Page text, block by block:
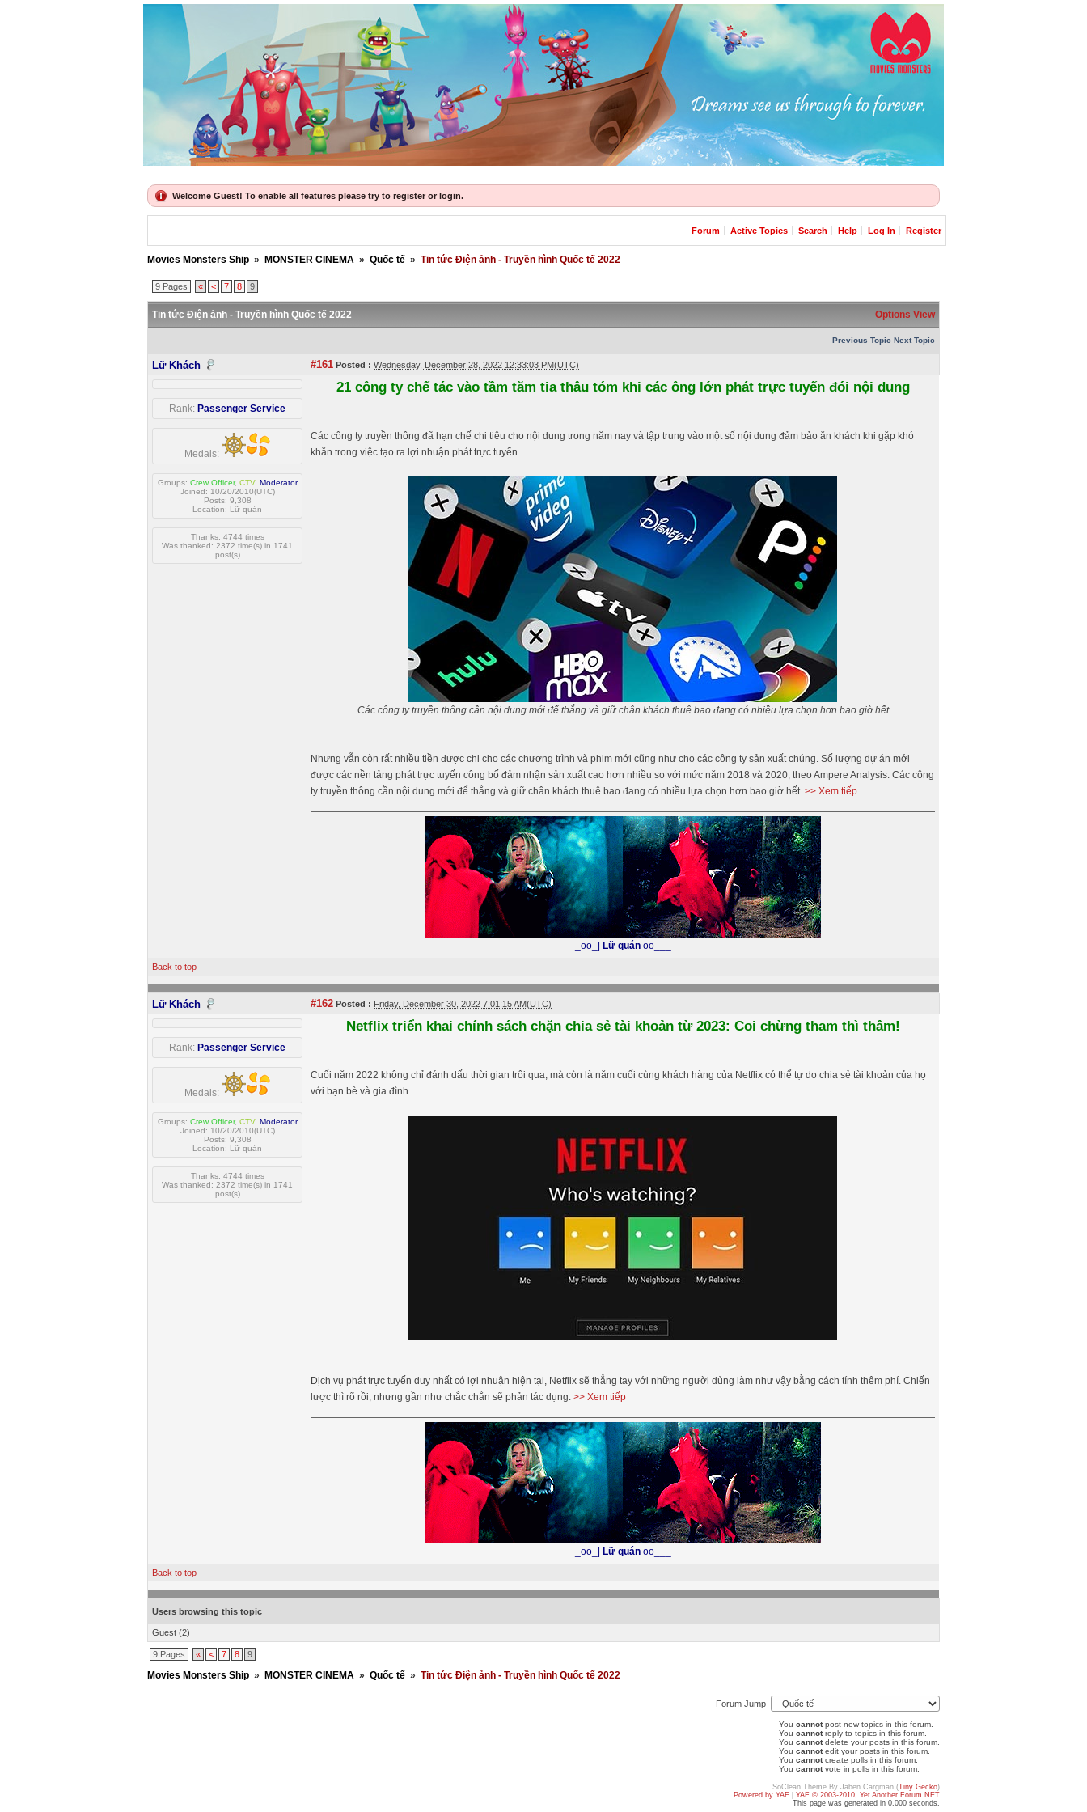
Welcome Guest! To enable all features please try to register or login.
Forum Active Topics Search Help Log In Register
Movies Monsters Ship » MONSTER CINEMA » Quốc tế » Tin tức Điện ảnh - Truyền hình Quốc tế 2022
9 Pages « < 7 8 9
Tin tức Điện ảnh - Truyền hình Quốc tế 2022 Options View
Previous Topic Next Topic
Lữ Khách #161 Posted : Wednesday, December 28, 2022 12:33:03 PM(UTC)
Rank: Passenger Service
Medals:
Groups: Crew Officer, CTV, Moderator
Joined: 10/20/2010(UTC)
Posts: 9,308
Location: Lữ quán
Thanks: 4744 times
Was thanked: 2372 time(s) in 1741
post(s)
21 công ty chế tác vào tầm tăm tia thâu tóm khi các ông lớn phát trực tuyến đói nội dung
Các công ty truyền thông đã hạn chế chi tiêu cho nội dung trong năm nay và tập trung vào một số nội dung đảm bảo ăn khách khi gặp khó
khăn trong việc tạo ra lợi nhuận phát trực tuyến.
Các công ty truyền thông cần nội dung mới để thắng và giữ chân khách thuê bao đang có nhiều lựa chọn hơn bao giờ hết
Nhưng vẫn còn rất nhiều tiền được chi cho các chương trình và phim mới cũng như cho các công ty sản xuất chúng. Số lượng dự án mới
được các nền tảng phát trực tuyến công bố đảm nhận sản xuất cao hơn nhiều so với mức năm 2018 và 2020, theo Ampere Analysis. Các công
ty truyền thông cần nội dung mới để thắng và giữ chân khách thuê bao đang có nhiều lựa chọn hơn bao giờ hết. >> Xem tiếp
_oo_| Lữ quán oo___
Back to top
Lữ Khách #162 Posted : Friday, December 30, 2022 7:01:15 AM(UTC)
Rank: Passenger Service
Medals:
Groups: Crew Officer, CTV, Moderator
Joined: 10/20/2010(UTC)
Posts: 9,308
Location: Lữ quán
Thanks: 4744 times
Was thanked: 2372 time(s) in 1741
post(s)
Netflix triển khai chính sách chặn chia sẻ tài khoản từ 2023: Coi chừng tham thì thâm!
Cuối năm 2022 không chỉ đánh dấu thời gian trôi qua, mà còn là năm cuối cùng khách hàng của Netflix có thể tự do chia sẻ tài khoản của họ
với bạn bè và gia đình.
Dịch vụ phát trực tuyến duy nhất có lợi nhuận hiện tại, Netflix sẽ thẳng tay với những người dùng làm như vậy bằng cách tính thêm phí. Chiến
lược thì rõ rồi, nhưng gần như chắc chắn sẽ phản tác dụng. >> Xem tiếp
_oo_| Lữ quán oo___
Back to top
Users browsing this topic
Guest (2)
9 Pages « < 7 8 9
Movies Monsters Ship » MONSTER CINEMA » Quốc tế » Tin tức Điện ảnh - Truyền hình Quốc tế 2022
Forum Jump
You cannotpost new topics in this forum.
You cannotreply to topics in this forum.
You cannotdelete your posts in this forum.
You cannotedit your posts in this forum.
You cannotcreate polls in this forum.
You cannotvote in polls in this forum.
SoClean Theme By Jaben Cargman (Tiny Gecko)
Powered by YAF
YAF © 2003-2010, Yet Another Forum.NET
This page was generated in 0.000 seconds.